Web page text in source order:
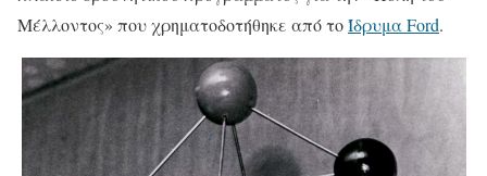
Μέλλοντος» που χρηματοδοτήθηκε από τοΊδρυμα Ford.